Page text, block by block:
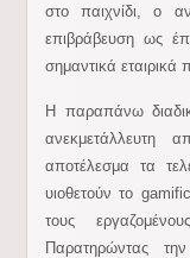
στο παιχνίδι, o
επιβράβευση ως
σημαντικά εταιρικά
Η παραπάνω
ανεκμετάλλευτη
αποτέλεσμα τα
υιοθετούν το
τους
Παρατηρώντας